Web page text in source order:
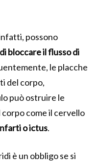
possono
bloccare il flusso di
le placche
del corpo,
può ostruire le
come il cervello
o ictus.
è un obbligo se si